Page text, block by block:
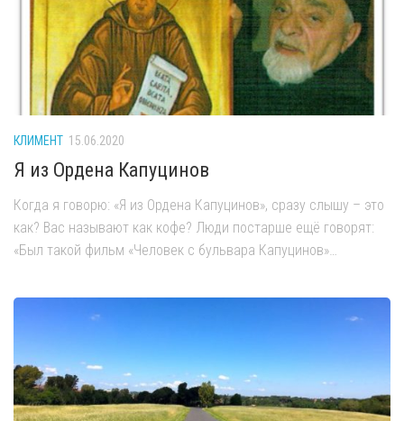
КЛИМЕНТ 15.06.2020
Я из Ордена Капуцинов
Когда я говорю: «Я из Ордена Капуцинов», сразу слышу – это
как? Вас называют как кофе? Люди постарше ещё говорят:
«Был такой фильм «Человек с бульвара Капуцинов»…